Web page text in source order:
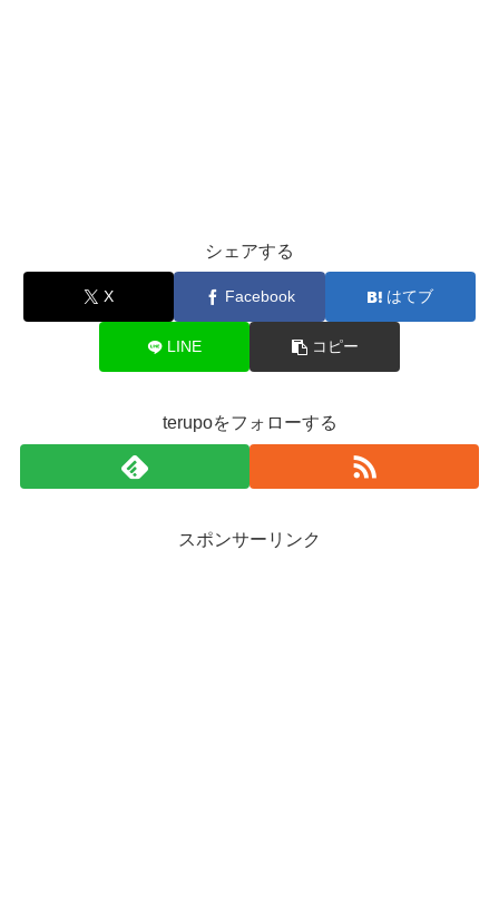
シェアする
X Facebook はてブ
LINE コピー
terupoをフォローする
スポンサーリンク